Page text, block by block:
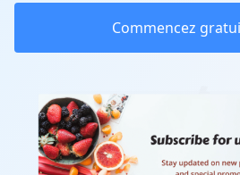
Commencez